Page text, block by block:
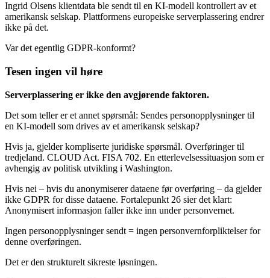
Ingrid Olsens klientdata ble sendt til en KI-modell kontrollert av et
amerikansk selskap. Plattformens europeiske serverplassering endrer
ikke på det.
Var det egentlig GDPR-konformt?
Tesen ingen vil høre
Serverplassering er ikke den avgjørende faktoren.
Det som teller er et annet spørsmål: Sendes personopplysninger til
en KI-modell som drives av et amerikansk selskap?
Hvis ja, gjelder kompliserte juridiske spørsmål. Overføringer til
tredjeland. CLOUD Act. FISA 702. En etterlevelsessituasjon som er
avhengig av politisk utvikling i Washington.
Hvis nei – hvis du anonymiserer dataene før overføring – da gjelder
ikke GDPR for disse dataene. Fortalepunkt 26 sier det klart:
Anonymisert informasjon faller ikke inn under personvernet.
Ingen personopplysninger sendt = ingen personvernforpliktelser for
denne overføringen.
Det er den strukturelt sikreste løsningen.